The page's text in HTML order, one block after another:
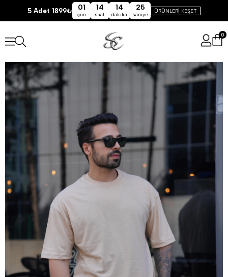
5 Adet 1899₺ 01
gün
14
saat
14
dakika
24
saniye
ÜRÜNLERİ KEŞET
0